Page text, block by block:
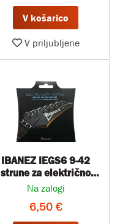
V košarico
V priljubljene
IBANEZ IEGS6 9-42
strune za električno
kitaro
Na zalogi
6,50 €